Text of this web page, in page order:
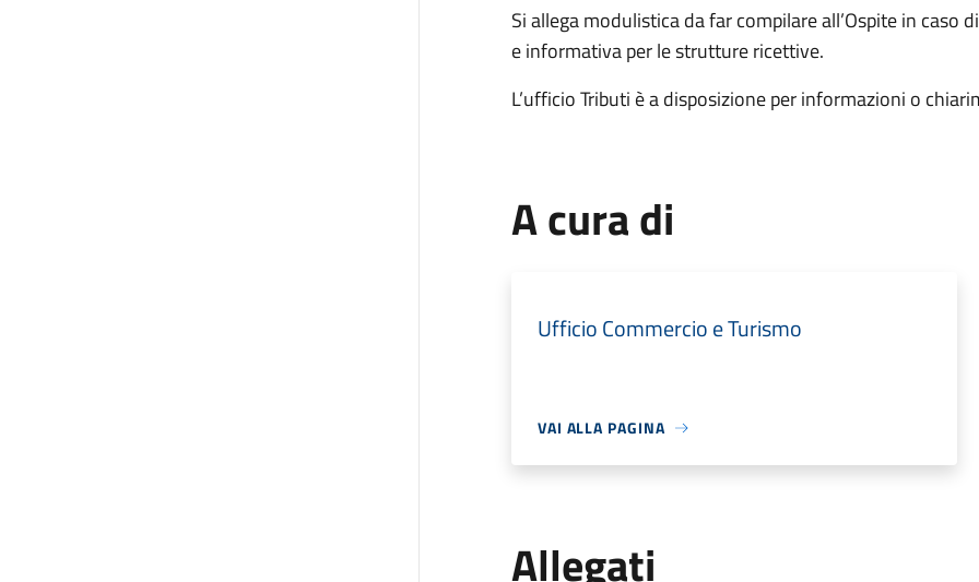
Si allega modulistica da far compilare all’Ospite in
e informativa per le strutture ricettive.
L’ufficio Tributi è a disposizione per informazioni o
A cura di
Ufficio Commercio e Turismo
VAI ALLA PAGINA
Allegati